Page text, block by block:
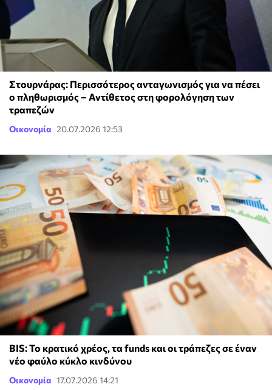
Στουρνάρας: Περισσότερος ανταγωνισμός για να πέσει
ο πληθωρισμός – Αντίθετος στη φορολόγηση των
τραπεζών
Οικονομία 20.07.2026 12:53
BIS: Το κρατικό χρέος, τα funds και οι τράπεζες σε έναν
νέο φαύλο κύκλο κινδύνου
Οικονομία 17.07.2026 14:21